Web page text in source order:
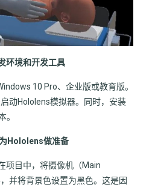
环境和开发工具
10 Pro、企业版或教育版。
动Hololens模拟器。同时，安装
。
Hololens做准备
项目中，将摄像机（Main
并将背景色设置为黑色。这是因